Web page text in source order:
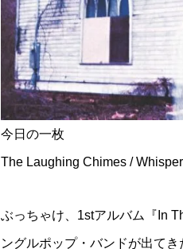
今日の一枚
The Laughing Chimes /
ぶっちゃけ、1stアルバム『In
ングルポップ・バンドが出て